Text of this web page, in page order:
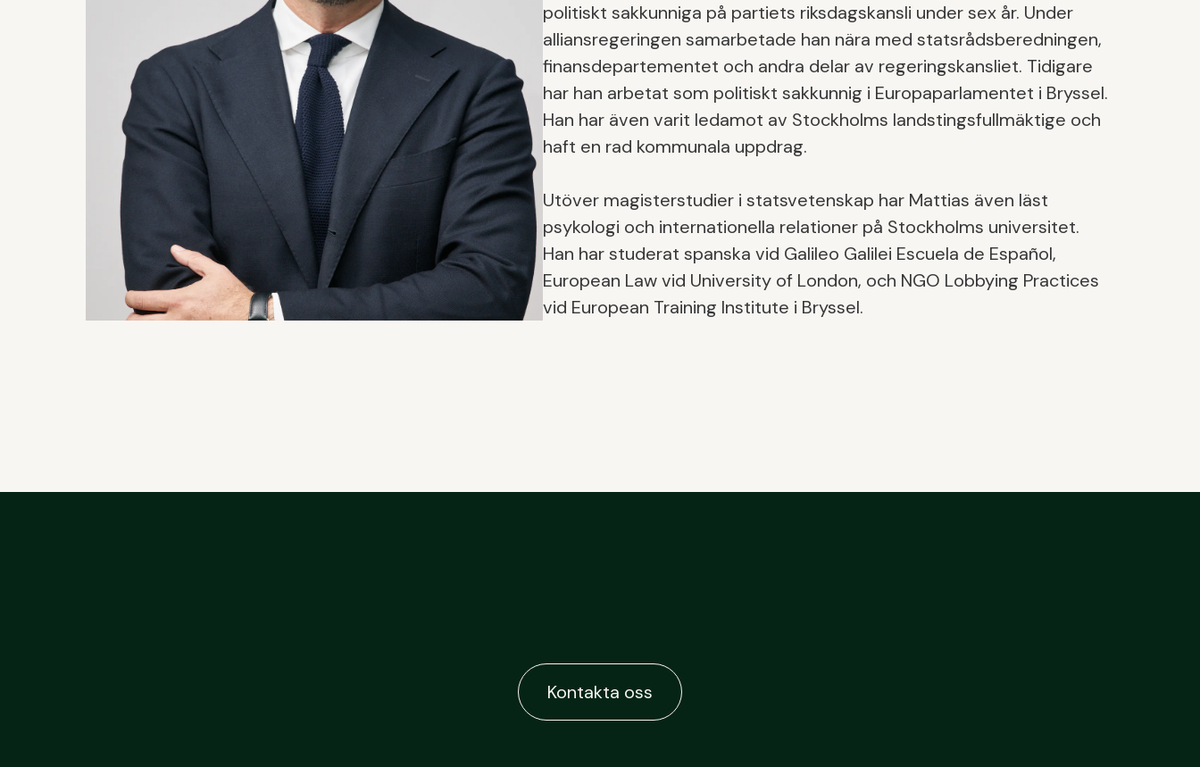
politiskt sakkunniga på partiets riksdagskansli under sex år. Under
alliansregeringen samarbetade han nära med statsrådsberedningen,
finansdepartementet och andra delar av regeringskansliet. Tidigare
har han arbetat som politiskt sakkunnig i Europaparlamentet i Bryssel.
Han har även varit ledamot av Stockholms landstingsfullmäktige och
haft en rad kommunala uppdrag.
Utöver magisterstudier i statsvetenskap har Mattias även läst
psykologi och internationella relationer på Stockholms universitet.
Han har studerat spanska vid Galileo Galilei Escuela de Español,
European Law vid University of London, och NGO Lobbying Practices
vid European Training Institute i Bryssel.
Kontakta oss